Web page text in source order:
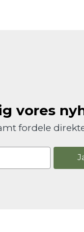
vores
fordele